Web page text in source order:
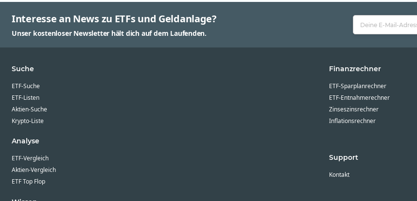
Interesse an News zu ETFs und Geldanlage?
Unser kostenloser Newsletter hält dich auf dem Laufenden.
Suche
ETF-Suche
ETF-Listen
Aktien-Suche
Krypto-Liste
Analyse
ETF-Vergleich
Aktien-Vergleich
ETF Top Flop
Finanzrechner
ETF-Sparplanrechner
ETF-Entnahmerechner
Zinseszinsrechner
Inflationsrechner
Support
Kontakt